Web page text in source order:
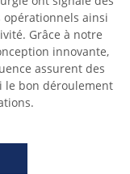
ainsi
Grâce à notre
innovante,
assurent des
le bon déroulement